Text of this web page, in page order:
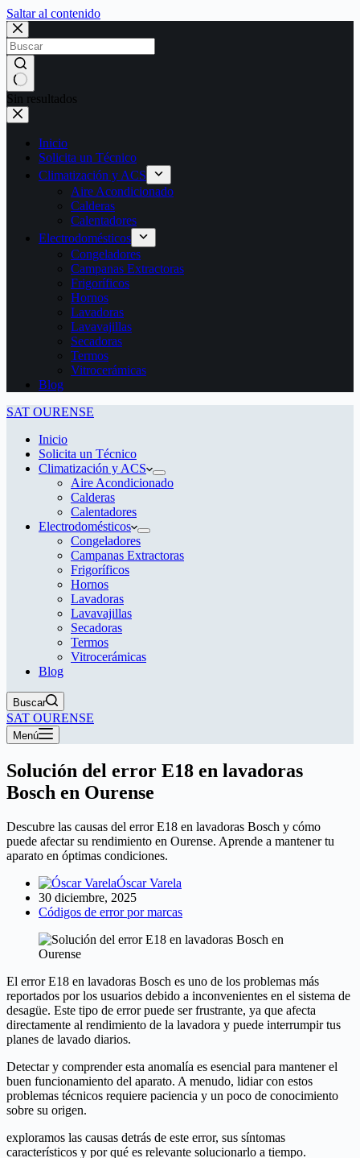
Saltar al contenido
Sin resultados
Inicio
Solicita un Técnico
Climatización y ACS
Aire Acondicionado
Calderas
Calentadores
Electrodomésticos
Congeladores
Campanas Extractoras
Frigoríficos
Hornos
Lavadoras
Lavavajillas
Secadoras
Termos
Vitrocerámicas
Blog
SAT OURENSE
Inicio
Solicita un Técnico
Climatización y ACS
Aire Acondicionado
Calderas
Calentadores
Electrodomésticos
Congeladores
Campanas Extractoras
Frigoríficos
Hornos
Lavadoras
Lavavajillas
Secadoras
Termos
Vitrocerámicas
Blog
Buscar
SAT OURENSE
Menú
Solución del error E18 en lavadoras
Bosch en Ourense
Descubre las causas del error E18 en lavadoras Bosch y cómo
puede afectar su rendimiento en Ourense. Aprende a mantener tu
aparato en óptimas condiciones.
Óscar Varela
30 diciembre, 2025
Códigos de error por marcas
El error E18 en lavadoras Bosch es uno de los problemas más
reportados por los usuarios debido a inconvenientes en el sistema de
desagüe. Este tipo de error puede ser frustrante, ya que afecta
directamente al rendimiento de la lavadora y puede interrumpir tus
planes de lavado diarios.
Detectar y comprender esta anomalía es esencial para mantener el
buen funcionamiento del aparato. A menudo, lidiar con estos
problemas técnicos requiere paciencia y un poco de conocimiento
sobre su origen.
exploramos las causas detrás de este error, sus síntomas
característicos y por qué es relevante solucionarlo a tiempo.